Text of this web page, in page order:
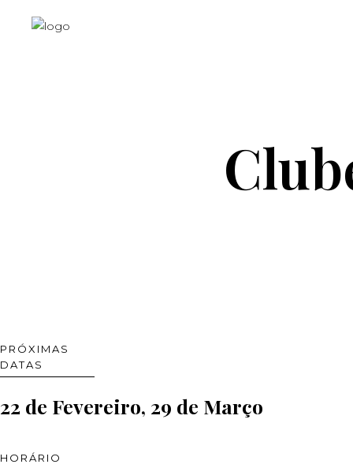
PRÓXIMAS
DATAS
22 de Fevereiro, 29 de Março
HORÁRIO